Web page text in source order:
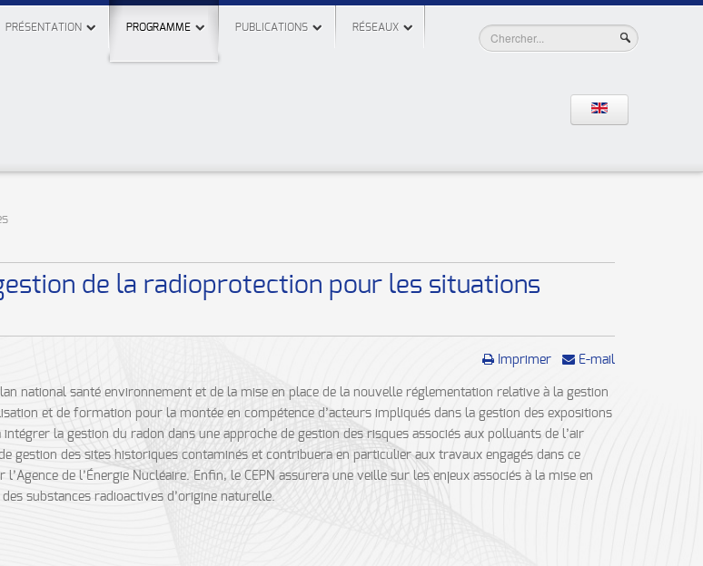
PRÉSENTATION PROGRAMME PUBLICATIONS RÉSEAUX
de la radioprotection pour les situations
Imprimer E-mail
national santé environnement et de la mise en place de la nouvelle réglementation relative à la gestion
et de formation pour la montée en compétence d’acteurs impliqués dans la gestion des expositions
la gestion du radon dans une approche de gestion des risques associés aux polluants de l’air
gestion des sites historiques contaminés et contribuera en particulier aux travaux engagés dans ce
de l’Énergie Nucléaire. Enfin, le CEPN assurera une veille sur les enjeux associés à la mise en
substances radioactives d’origine naturelle.